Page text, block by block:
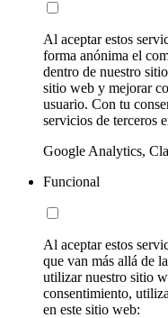
Al aceptar estos
forma anónima el
dentro de nuestro
sitio web y mejorar
usuario. Con tu
servicios de terceros
Google Analytics,
Funcional
Al aceptar estos
que van más allá de
utilizar nuestro sitio
consentimiento,
en este sitio web: